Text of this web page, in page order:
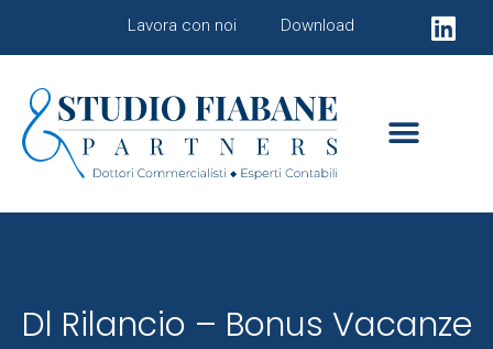
Lavora con noi Download
Dl Rilancio – Bonus Vacanze